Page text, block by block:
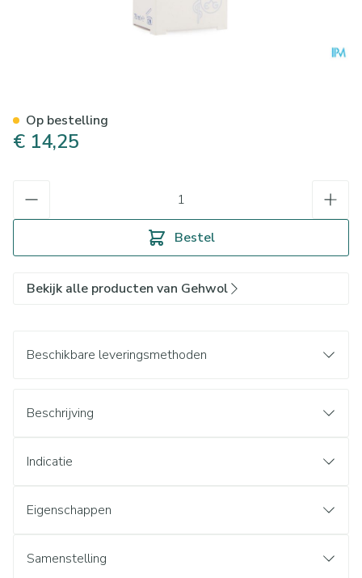
€ 14,25
Bestel
Op bestelling
Bekijk alle producten van Gehwol
Beschikbare leveringsmethoden
Beschrijving
Indicatie
Eigenschappen
Samenstelling